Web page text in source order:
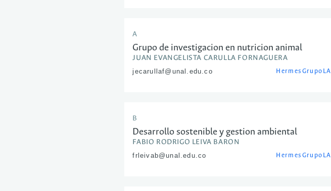
A
Grupo de investigacion en nutricion animal
JUAN EVANGELISTA CARULLA FORNAGUERA
jecarullaf@unal.edu.co Hermes
B
Desarrollo sostenible y gestion ambiental
FABIO RODRIGO LEIVA BARON
frleivab@unal.edu.co Hermes